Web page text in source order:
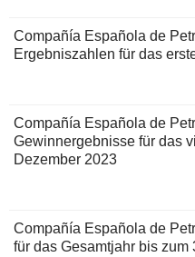
Compañía Española de
Ergebniszahlen für das
Compañía Española de
Gewinnergebnisse für das
Dezember 2023
Compañía Española de
für das Gesamtjahr bis zum